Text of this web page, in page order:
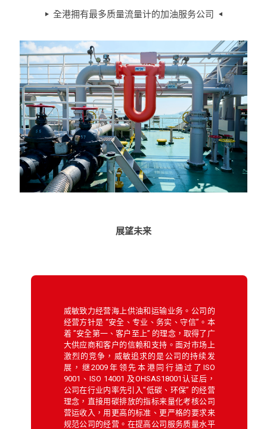
全港拥有最多质量流量计的加油服务公司
展望未来
威敏致力经营海上供油和运输业务。公司的
经营方针是 “安全、专业、务实、守信”。本
着 ”安全第一、客户至上” 的理念，取得了广
大供应商和客户的信赖和支持。面对市场上
激烈的竞争，威敏追求的是公司的持续发
展，继2009年领先本港同行通过了ISO
9001、ISO 14001 及OHSAS18001认证后，
公司在行业内率先引入”低碳、环保” 的经营
理念，直接用碳排放的指标来量化考核公司
营运收入，用更高的标准、更严格的要求来
规范公司的经营。在提高公司服务质量水平